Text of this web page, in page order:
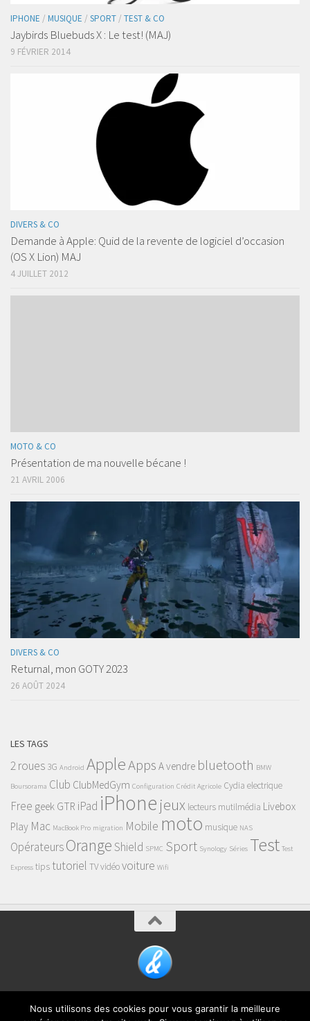
IPHONE / MUSIQUE / SPORT / TEST & CO
Jaybirds Bluebuds X : Le test! (MAJ)
9 FÉVRIER 2014
DIVERS & CO
Demande à Apple: Quid de la revente de logiciel d’occasion
(OS X Lion) MAJ
4 JUILLET 2012
MOTO & CO
Présentation de ma nouvelle bécane !
21 AVRIL 2006
DIVERS & CO
Returnal, mon GOTY 2023
26 AOÛT 2024
LES TAGS
2 roues 3G Android AppleApps A vendre bluetooth BMW
Boursorama Club ClubMedGym Configuration Crédit Agricole Cydia electrique
Free geek GTR iPad iPhone jeux lecteurs mutilmédia Livebox
Play Mac MacBook Pro migration Mobile moto musique NAS
OpérateursOrangeShield SPMC Sport Synology Séries Test Test
Express tips tutoriel TVvidéovoiture Wifi
Fièrement propulsé par - Conçu parThème Hueman
Nous utilisons des cookies pour vous garantir la meilleure